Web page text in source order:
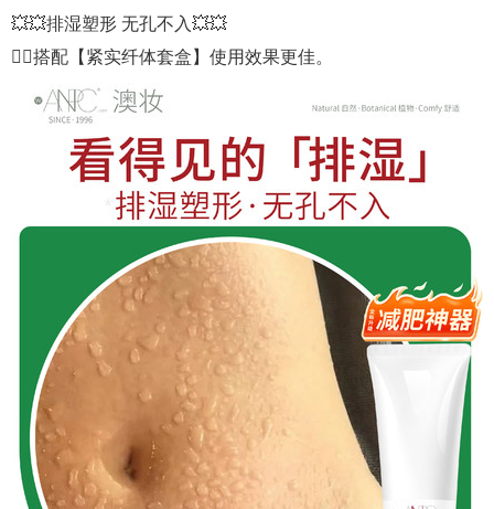
💥💥排湿塑形 无孔不入💥💥
❤️‍🔥搭配【紧实纤体套盒】使用效果更佳。